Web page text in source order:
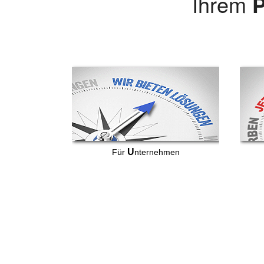
Für Unternehmen